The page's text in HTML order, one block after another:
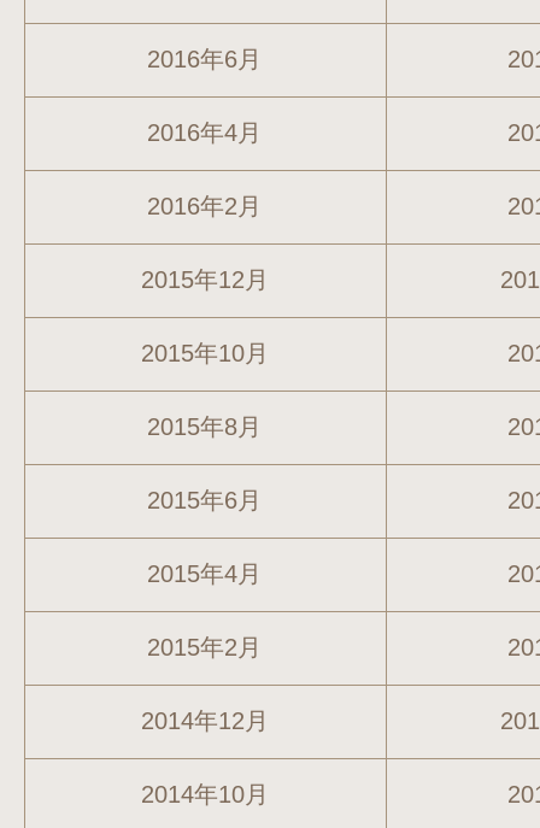
2016年6月
2016年4月
2016年2月
2015年12月
2015年10月
2015年8月
2015年6月
2015年4月
2015年2月
2014年12月
2014年10月